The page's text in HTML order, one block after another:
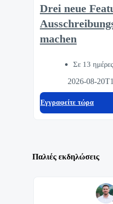
Drei neue
machen
Σε 13 ημέρες
2026-08-
Eγγραφείτε τώρα
Παλιές εκδηλώσεις